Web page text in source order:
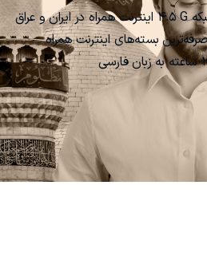
4.5 Gاینترنت همراه در ایران و عراق
بسته‌های اینترنت همراه